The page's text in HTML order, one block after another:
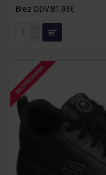
Brez DDV:81.93€
RAZPRODANO